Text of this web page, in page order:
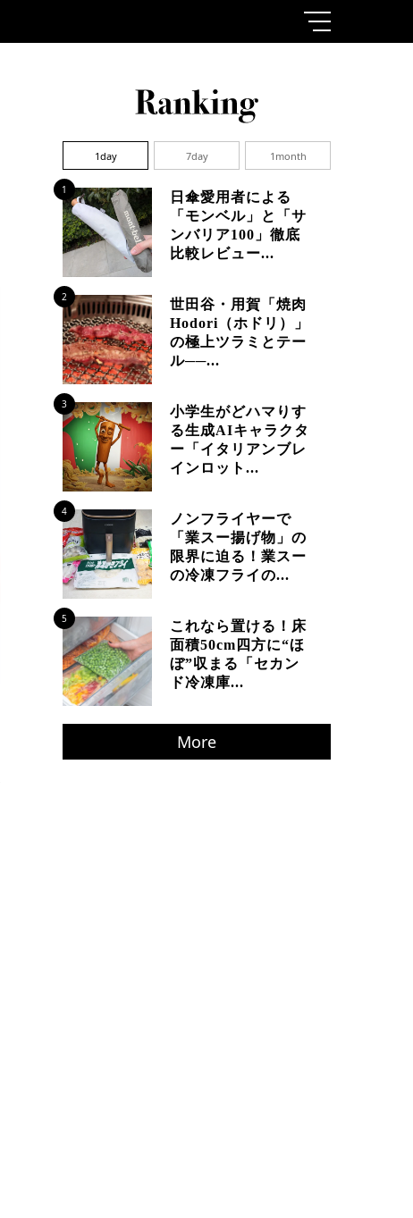
1day 7day 1month
1
日傘愛用者による
「モンベル」と「サ
ンバリア100」徹底
比較レビュー...
2
世田谷・用賀「焼肉
Hodori（ホドリ）」
の極上ツラミとテー
ル──...
3
小学生がどハマりす
る生成AIキャラクタ
ー「イタリアンブレ
インロット...
4
ノンフライヤーで
「業スー揚げ物」の
限界に迫る！業スー
の冷凍フライの...
5
これなら置ける！床
面積50cm四方に“ほ
ぼ”収まる「セカン
ド冷凍庫...
More